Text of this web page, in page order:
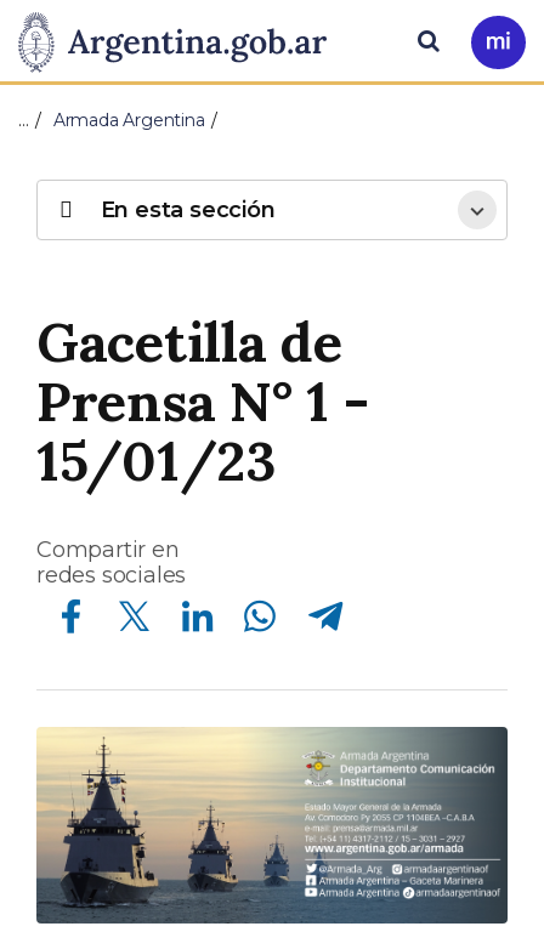
Presidencia
de
Nación
Pasar al contenido principal
Ir
a
Buscar
… Armada Argentina
Gacetilla de
Prensa N° 1 -
15/01/23
Compartir en
redes sociales
Compartir en Facebook Compartir en Twitter Compartir en Linkedin Compartir en Whatsapp Compartir en Telegram
En esta sección